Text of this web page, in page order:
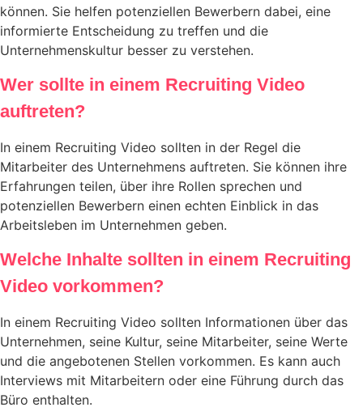
können. Sie helfen potenziellen Bewerbern dabei, eine
informierte Entscheidung zu treffen und die
Unternehmenskultur besser zu verstehen.
Wer sollte in einem Recruiting Video
auftreten?
In einem Recruiting Video sollten in der Regel die
Mitarbeiter des Unternehmens auftreten. Sie können ihre
Erfahrungen teilen, über ihre Rollen sprechen und
potenziellen Bewerbern einen echten Einblick in das
Arbeitsleben im Unternehmen geben.
Welche Inhalte sollten in einem Recruiting
Video vorkommen?
In einem Recruiting Video sollten Informationen über das
Unternehmen, seine Kultur, seine Mitarbeiter, seine Werte
und die angebotenen Stellen vorkommen. Es kann auch
Interviews mit Mitarbeitern oder eine Führung durch das
Büro enthalten.